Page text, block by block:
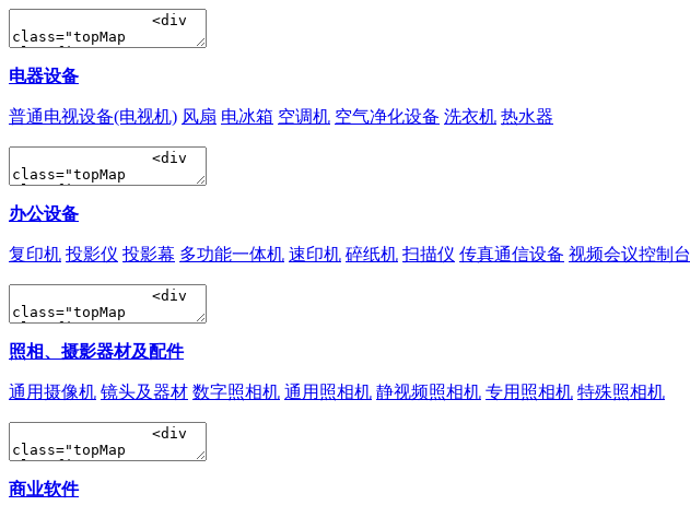
电器设备
普通电视设备(电视机) 风扇 电冰箱 空调机 空气净化设备 洗衣机 热水器
办公设备
复印机 投影仪 投影幕 多功能一体机 速印机 碎纸机 扫描仪 传真通信设备 视频会议控制台
照相、摄影器材及配件
通用摄像机 镜头及器材 数字照相机 通用照相机 静视频照相机 专用照相机 特殊照相机
商业软件